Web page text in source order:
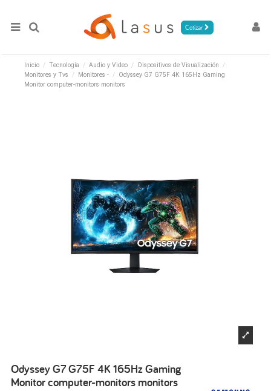
Cotizar
Inicio Tecnología Audio y Video
Dispositivos de Visualización
Monitores y Tvs
Monitores -
Odyssey G7 G75F 4K 165Hz Gaming
Monitor computer-monitors monitors
Odyssey G7 G75F 4K 165Hz Gaming
Monitor computer-monitors monitors